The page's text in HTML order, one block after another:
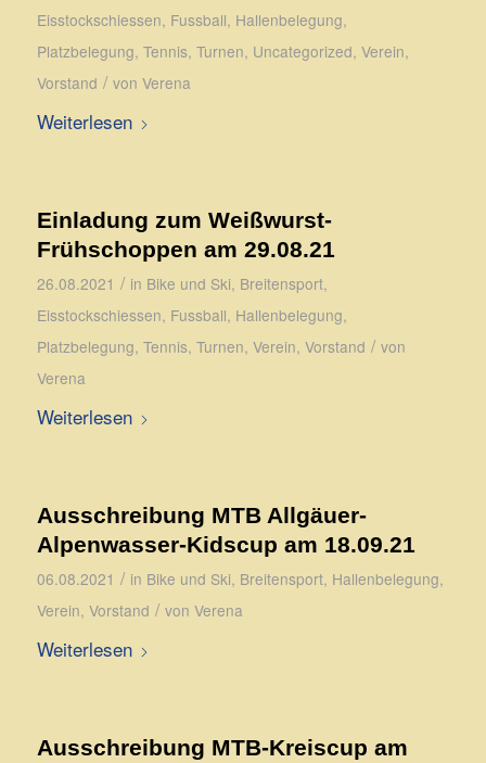
Eisstockschiessen, Fussball, Hallenbelegung,
Platzbelegung, Tennis, Turnen, Uncategorized, Verein,
Vorstand / von Verena
Weiterlesen
Einladung zum Weißwurst-
Frühschoppen am 29.08.21
26.08.2021 / in Bike und Ski, Breitensport,
Eisstockschiessen, Fussball, Hallenbelegung,
Platzbelegung, Tennis, Turnen, Verein, Vorstand / von
Verena
Weiterlesen
Ausschreibung MTB Allgäuer-
Alpenwasser-Kidscup am 18.09.21
06.08.2021 / in Bike und Ski, Breitensport, Hallenbelegung,
Verein, Vorstand / von Verena
Weiterlesen
Ausschreibung MTB-Kreiscup am